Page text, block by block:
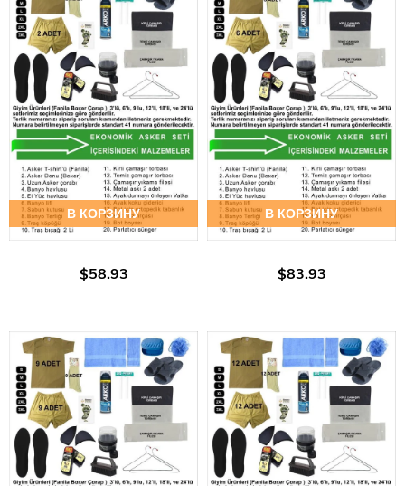
В КОРЗИНУ
$58.93
В КОРЗИНУ
$83.93